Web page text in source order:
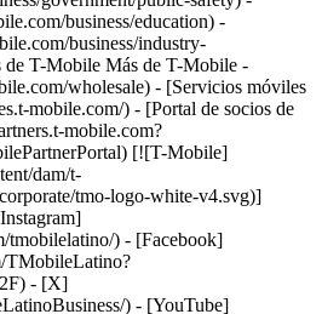
business/education) -
business/industry-
de T-Mobile Más de T-Mobile -
wholesale) - [Servicios móviles
mobile.com/) - [Portal de socios de
mobile.com?
[![T-Mobile]
dam/t-
tmo-logo-white-v4.svg)]
tmobilelatino/) - [Facebook]
TMobileLatino?
- [X]
) - [YouTube]